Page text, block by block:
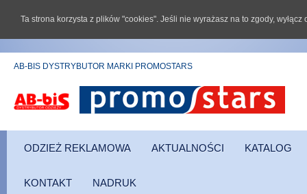
AB-BIS DYSTRYBUTOR MARKI PROMOSTARS
ODZIEŻ REKLAMOWA AKTUALNOŚCI KATALOG
KONTAKT NADRUK
Ta strona korzysta z plików "cookies". Jeśli nie wyrażasz na to zgody,